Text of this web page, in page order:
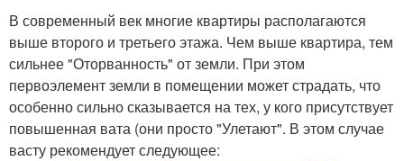
В современный век многие квартиры располагаются
выше второго и третьего этажа. Чем выше квартира, тем
сильнее "Оторванность" от земли. При этом
первоэлемент земли в помещении может страдать, что
особенно сильно сказывается на тех, у кого присутствует
повышенная вата (они просто "Улетают". В этом случае
васту рекомендует следующее: